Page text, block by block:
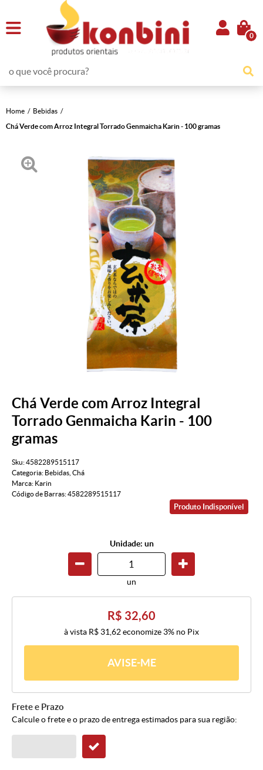
0
Home
Bebidas
Chá Verde com Arroz Integral Torrado Genmaicha Karin - 100 gramas
Chá Verde com Arroz Integral
Torrado Genmaicha Karin - 100
gramas
Sku:4582289515117
Categoria: Bebidas Chá
Marca: Karin
Código de Barras:4582289515117
Produto Indisponível
Unidade: un
un
R$ 32,60
à vista R$ 31,62economize 3% no Pix
AVISE-ME
Frete e Prazo
Calcule o frete e o prazo de entrega estimados para sua região: